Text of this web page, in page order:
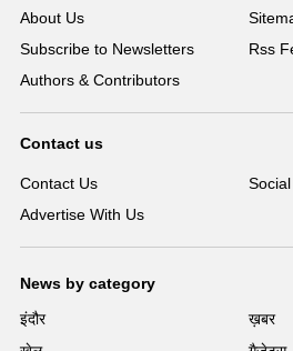
About Us
Subscribe to Newsletters
Rss
Authors & Contributors
Contact us
Contact Us
Advertise With Us
News by category
इंदौर
ख़बर